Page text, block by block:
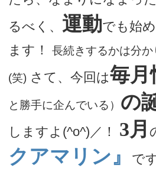
るべく、 運動でも始
ます！
長続きするかは分か
(笑)さて、今回は毎月
と勝手に企んでいる） の
しますよ(^o^)／！ 3月
クアマリン』
で